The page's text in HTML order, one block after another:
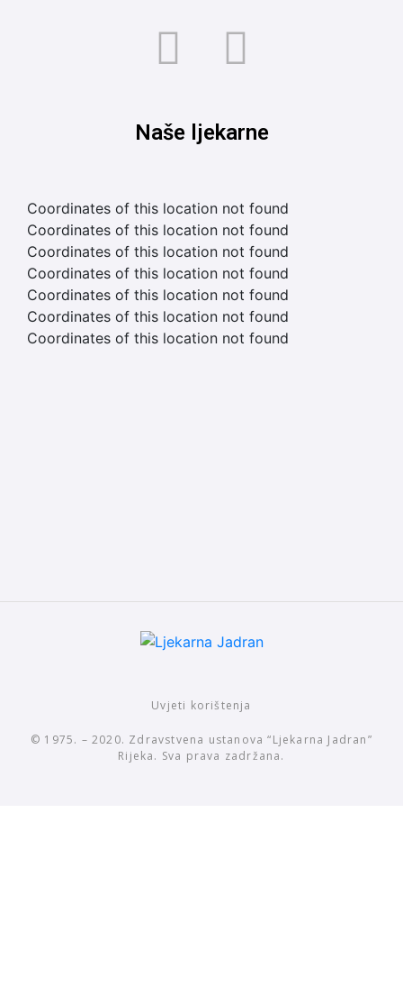
Naše ljekarne
Coordinates of this location not found
Coordinates of this location not found
Coordinates of this location not found
Coordinates of this location not found
Coordinates of this location not found
Coordinates of this location not found
Coordinates of this location not found
Uvjeti korištenja
© 1975. – 2020. Zdravstvena ustanova “Ljekarna Jadran”
Rijeka. Sva prava zadržana.